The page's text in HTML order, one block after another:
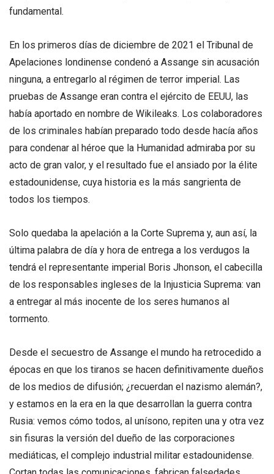
fundamental.
En los primeros días de diciembre de 2021 el Tribunal de
Apelaciones londinense condenó a Assange sin acusación
ninguna, a entregarlo al régimen de terror imperial. Las
pruebas de Assange eran contra el ejército de EEUU, las
había aportado en nombre de Wikileaks. Los colaboradores
de los criminales habían preparado todo desde hacía años
para condenar al héroe que la Humanidad admiraba por su
acto de gran valor, y el resultado fue el ansiado por la élite
estadounidense, cuya historia es la más sangrienta de
todos los tiempos.
Solo quedaba la apelación a la Corte Suprema y, aun así, la
última palabra de día y hora de entrega a los verdugos la
tendrá el representante imperial Boris Jhonson, el cabecilla
de los responsables ingleses de la Injusticia Suprema: van
a entregar al más inocente de los seres humanos al
tormento.
Desde el secuestro de Assange el mundo ha retrocedido a
épocas en que los tiranos se hacen definitivamente dueños
de los medios de difusión; ¿recuerdan el nazismo alemán?,
y estamos en la era en la que desarrollan la guerra contra
Rusia: vemos cómo todos, al unísono, repiten una y otra vez
sin fisuras la versión del dueño de las corporaciones
mediáticas, el complejo industrial militar estadounidense.